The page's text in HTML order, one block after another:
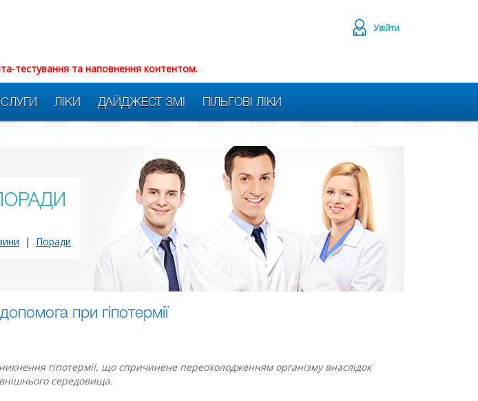
Увійти
тестування та наповнення контентом.
ЛІКИ ДАЙДЖЕСТ ЗМІ ПІЛЬГОВІ ЛІКИ
| Поради
при гіпотермії
гіпотермії, що спричинене переохолодженням організму внаслідок
середовища.